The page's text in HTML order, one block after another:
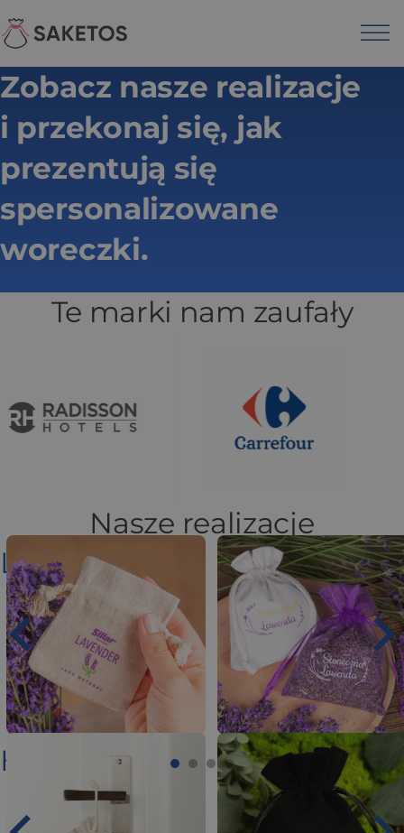
Zobacz nasze realizacje
i przekonaj się, jak
prezentują się
spersonalizowane
woreczki.
Te marki nam zaufały
Nasze realizacje
Lawenda
Hotele